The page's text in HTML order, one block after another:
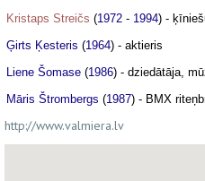
Kristaps Streičs (1972- 1994) -
Ģirts Ķesteris (1964) - aktieris
Liene Šomase(1986) - dziedātāja,
Māris Štrombergs (1987) - BMX
http://www.valmiera.lv